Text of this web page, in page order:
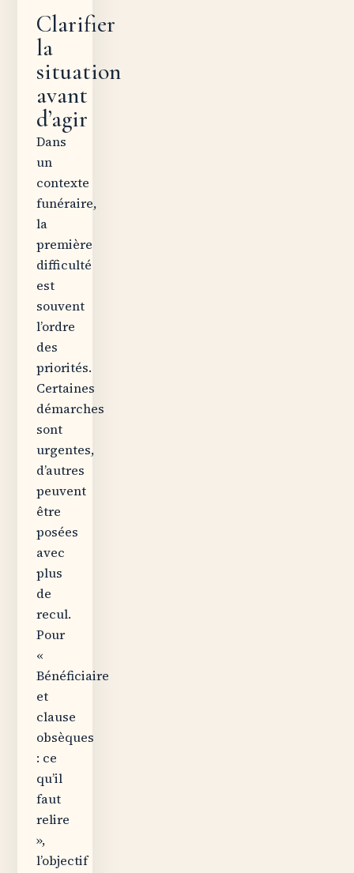
Clarifier
la
situation
avant
d’agir
Dans
un
contexte
funéraire,
la
première
difficulté
est
souvent
l’ordre
des
priorités.
Certaines
démarches
sont
urgentes,
d’autres
peuvent
être
posées
avec
plus
de
recul.
Pour
«
Bénéficiaire
et
clause
obsèques
: ce
qu’il
faut
relire
»,
l’objectif